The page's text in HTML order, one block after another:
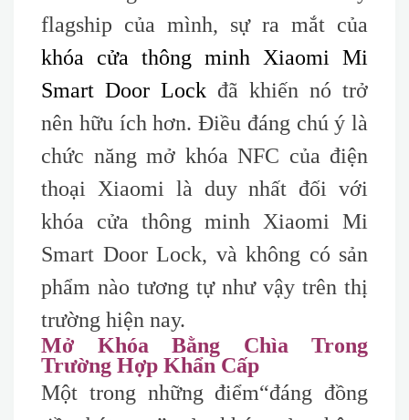
flagship của mình, sự ra mắt của
khóa cửa thông minh Xiaomi Mi
Smart Door Lock đã khiến nó trở
nên hữu ích hơn. Điều đáng chú ý là
chức năng mở khóa NFC của điện
thoại Xiaomi là duy nhất đối với
khóa cửa thông minh Xiaomi Mi
Smart Door Lock, và không có sản
phẩm nào tương tự như vậy trên thị
trường hiện nay.
Mở Khóa Bằng Chìa Trong
Trường Hợp Khẩn Cấp
Một trong những điểm“đáng đồng